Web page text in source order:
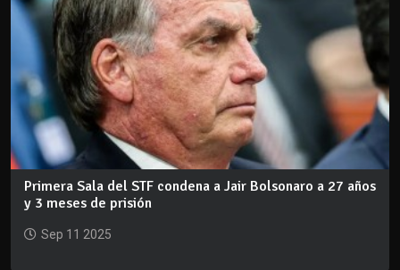
Primera Sala del STF condena a Jair Bolsonaro a 27 años
y 3 meses de prisión
Sep 11 2025